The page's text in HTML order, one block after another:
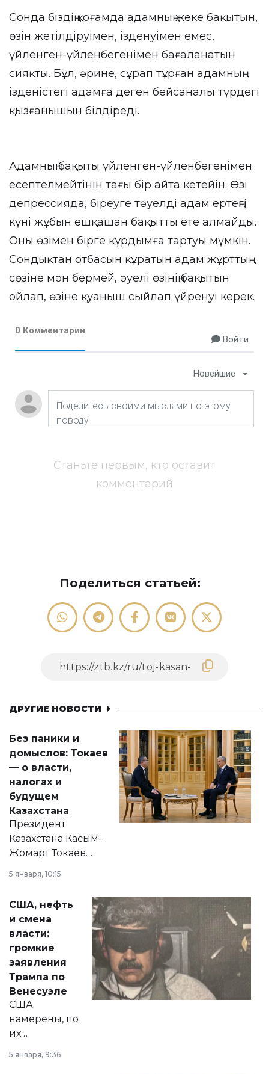
Сонда біздің қоғамда адамның жеке бақытын,
өзін жетілдіруімен, ізденуімен емес,
үйленген-үйленбегенімен бағаланатын
сияқты. Бұл, әрине, сұрап тұрған адамның
ізденістегі адамға деген бейсаналы түрдегі
қызғанышын білдіреді.
Адамның бақыты үйленген-үйленбегенімен
есептелмейтінін тағы бір айта кетейін. Өзі
депрессияда, біреуге тәуелді адам ертеңгі
күні жұбын ешқашан бақытты ете алмайды.
Оны өзімен бірге құрдымға тартуы мүмкін.
Сондықтан отбасын құратын адам жұрттың
сөзіне мән бермей, әуелі өзінің бақытын
ойлап, өзіне қуаныш сыйлап үйренуі керек.
0 Комментарии
Войти
Новейшие
Станьте первым, кто оставит
комментарий
Поделиться статьей:
ДРУГИЕ НОВОСТИ
Без паники и
домыслов: Токаев
— о власти,
налогах и
будущем
Казахстана
Президент
Казахстана Касым-
Жомарт Токаев
сразу несколько
актуальных тем —
от слухов о
политических
реформах до
вопросов армии,
экономики и
личного здоровья.
5 января, 10:15
США, нефть
и смена
власти:
громкие
заявления
Трампа по
Венесуэле
США
намерены, по
их
принести
5 января, 9:36